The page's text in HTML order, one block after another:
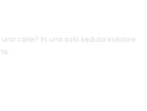
carie? In una sola seduta indolore